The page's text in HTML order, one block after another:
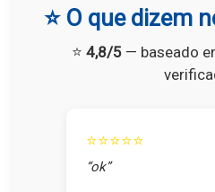
⭐ O que dizem
⭐ 4,8/5 — baseado
⭐⭐⭐⭐⭐
“ok”